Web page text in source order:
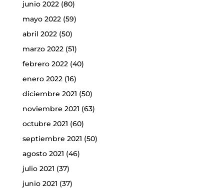
junio 2022(80)
mayo 2022(59)
abril 2022(50)
marzo 2022(51)
febrero 2022(40)
enero 2022(16)
diciembre 2021 (50)
noviembre 2021 (63)
octubre 2021 (60)
septiembre 2021 (50)
agosto 2021 (46)
julio 2021 (37)
junio 2021 (37)